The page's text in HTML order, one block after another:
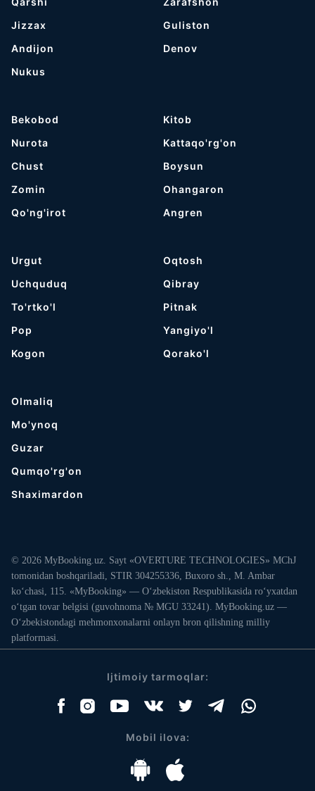
Jizzax
Andijon
Nukus
Guliston
Denov
Bekobod
Nurota
Chust
Zomin
Qo'ng'irot
Kitob
Kattaqo'rg'on
Boysun
Ohangaron
Angren
Urgut
Uchquduq
To'rtko'l
Pop
Kogon
Oqtosh
Qibray
Pitnak
Yangiyo'l
Qorako'l
Olmaliq
Mo'ynoq
Guzar
Qumqo'rg'on
Shaximardon
© 2026 MyBooking.uz. Sayt «OVERTURE TECHNOLOGIES» MChJ
tomonidan boshqariladi, STIR 304255336, Buxoro sh., M. Ambar
ko‘chasi, 115. «MyBooking» — O‘zbekiston Respublikasida ro‘yxatdan
o‘tgan tovar belgisi (guvohnoma № MGU 33241). MyBooking.uz —
O‘zbekistondagi mehmonxonalarni onlayn bron qilishning milliy
platformasi.
Ijtimoiy tarmoqlar:
Mobil ilova: